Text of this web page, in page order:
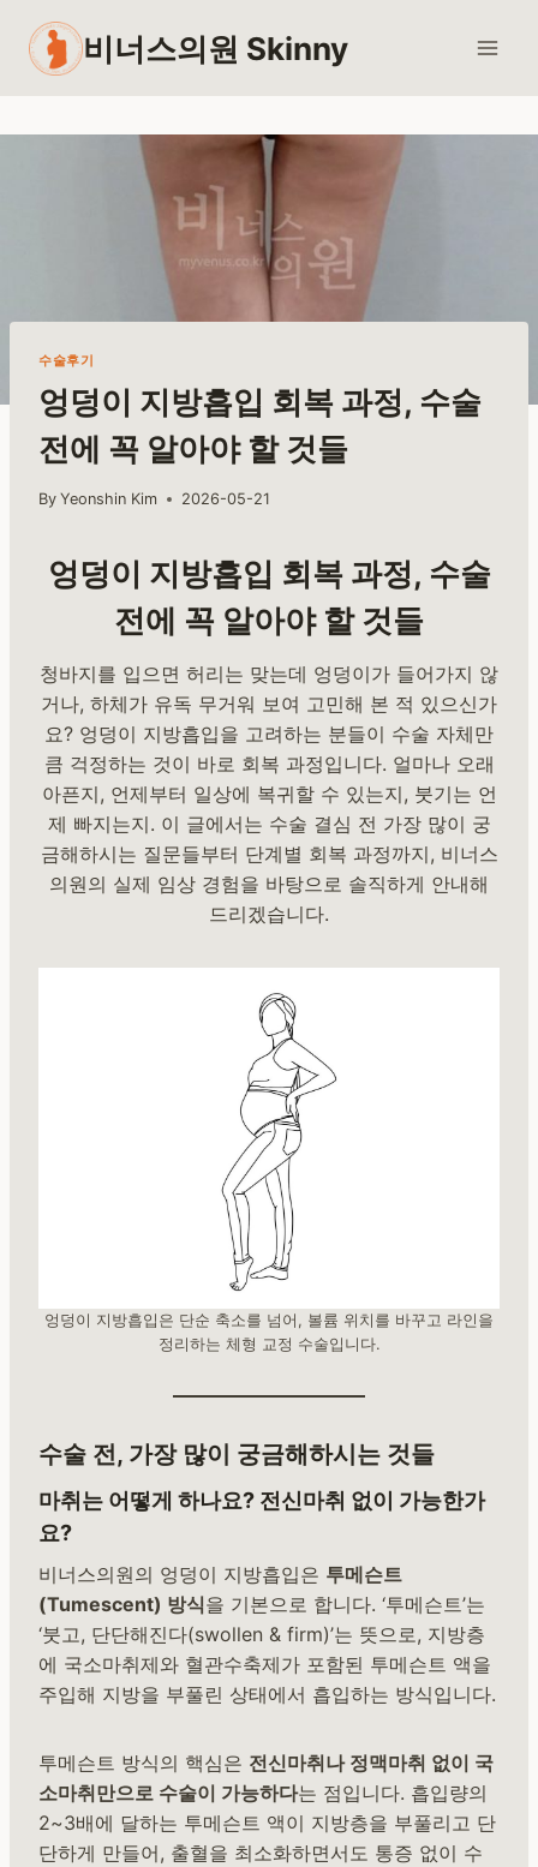
content
비너스의원 Skinny
수술후기
엉덩이 지방흡입 회복 과정, 수술
전에 꼭 알아야 할 것들
By Yeonshin Kim 2026-05-21
엉덩이 지방흡입 회복 과정, 수술
전에 꼭 알아야 할 것들
청바지를 입으면 허리는 맞는데 엉덩이가 들어가지 않
거나, 하체가 유독 무거워 보여 고민해 본 적 있으신가
요? 엉덩이 지방흡입을 고려하는 분들이 수술 자체만
큼 걱정하는 것이 바로 회복 과정입니다. 얼마나 오래
아픈지, 언제부터 일상에 복귀할 수 있는지, 붓기는 언
제 빠지는지. 이 글에서는 수술 결심 전 가장 많이 궁
금해하시는 질문들부터 단계별 회복 과정까지, 비너스
의원의 실제 임상 경험을 바탕으로 솔직하게 안내해
드리겠습니다.
엉덩이 지방흡입은 단순 축소를 넘어, 볼륨 위치를 바꾸고 라인을
정리하는 체형 교정 수술입니다.
수술 전, 가장 많이 궁금해하시는 것들
마취는 어떻게 하나요? 전신마취 없이 가능한가
요?
비너스의원의 엉덩이 지방흡입은 투메슨트
(Tumescent) 방식을 기본으로 합니다. ‘투메슨트’는
‘붓고, 단단해진다(swollen & firm)’는 뜻으로, 지방층
에 국소마취제와 혈관수축제가 포함된 투메슨트 액을
주입해 지방을 부풀린 상태에서 흡입하는 방식입니다.
투메슨트 방식의 핵심은 전신마취나 정맥마취 없이 국
소마취만으로 수술이 가능하다는 점입니다. 흡입량의
2~3배에 달하는 투메슨트 액이 지방층을 부풀리고 단
단하게 만들어, 출혈을 최소화하면서도 통증 없이 수